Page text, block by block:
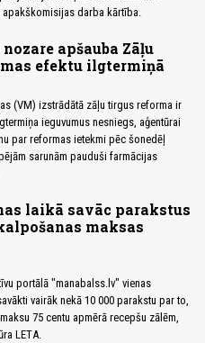
darba kārtība.
apšauba Zāļu
efektu ilgtermiņā
(VM) izstrādātā zāļu tirgus reforma ir
ieguvumus nesniegs, aģentūrai
par reformas ietekmi pēc šonedēļ
sarunām pauduši farmācijas
laikā savāc parakstus
maksas
portālā "manabalss.lv" vienas
vairāk nekā 10 000 parakstu par to,
75 centu apmērā recepšu zālēm,
LETA.